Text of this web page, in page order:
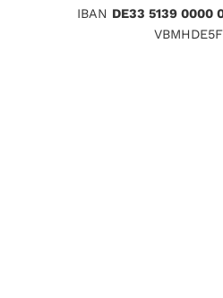
IBAN DE33 5139 0000